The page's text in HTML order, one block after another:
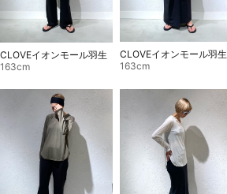
CLOVEイオンモール羽生
163cm
CLOVEイオンモール羽生
163cm